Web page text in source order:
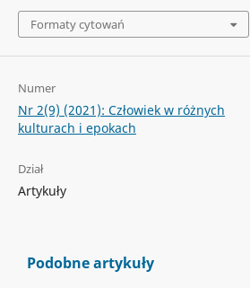
Formaty cytowań
Numer
Nr 2(9) (2021): Człowiek w różnych
kulturach i epokach
Dział
Artykuły
Podobne artykuły